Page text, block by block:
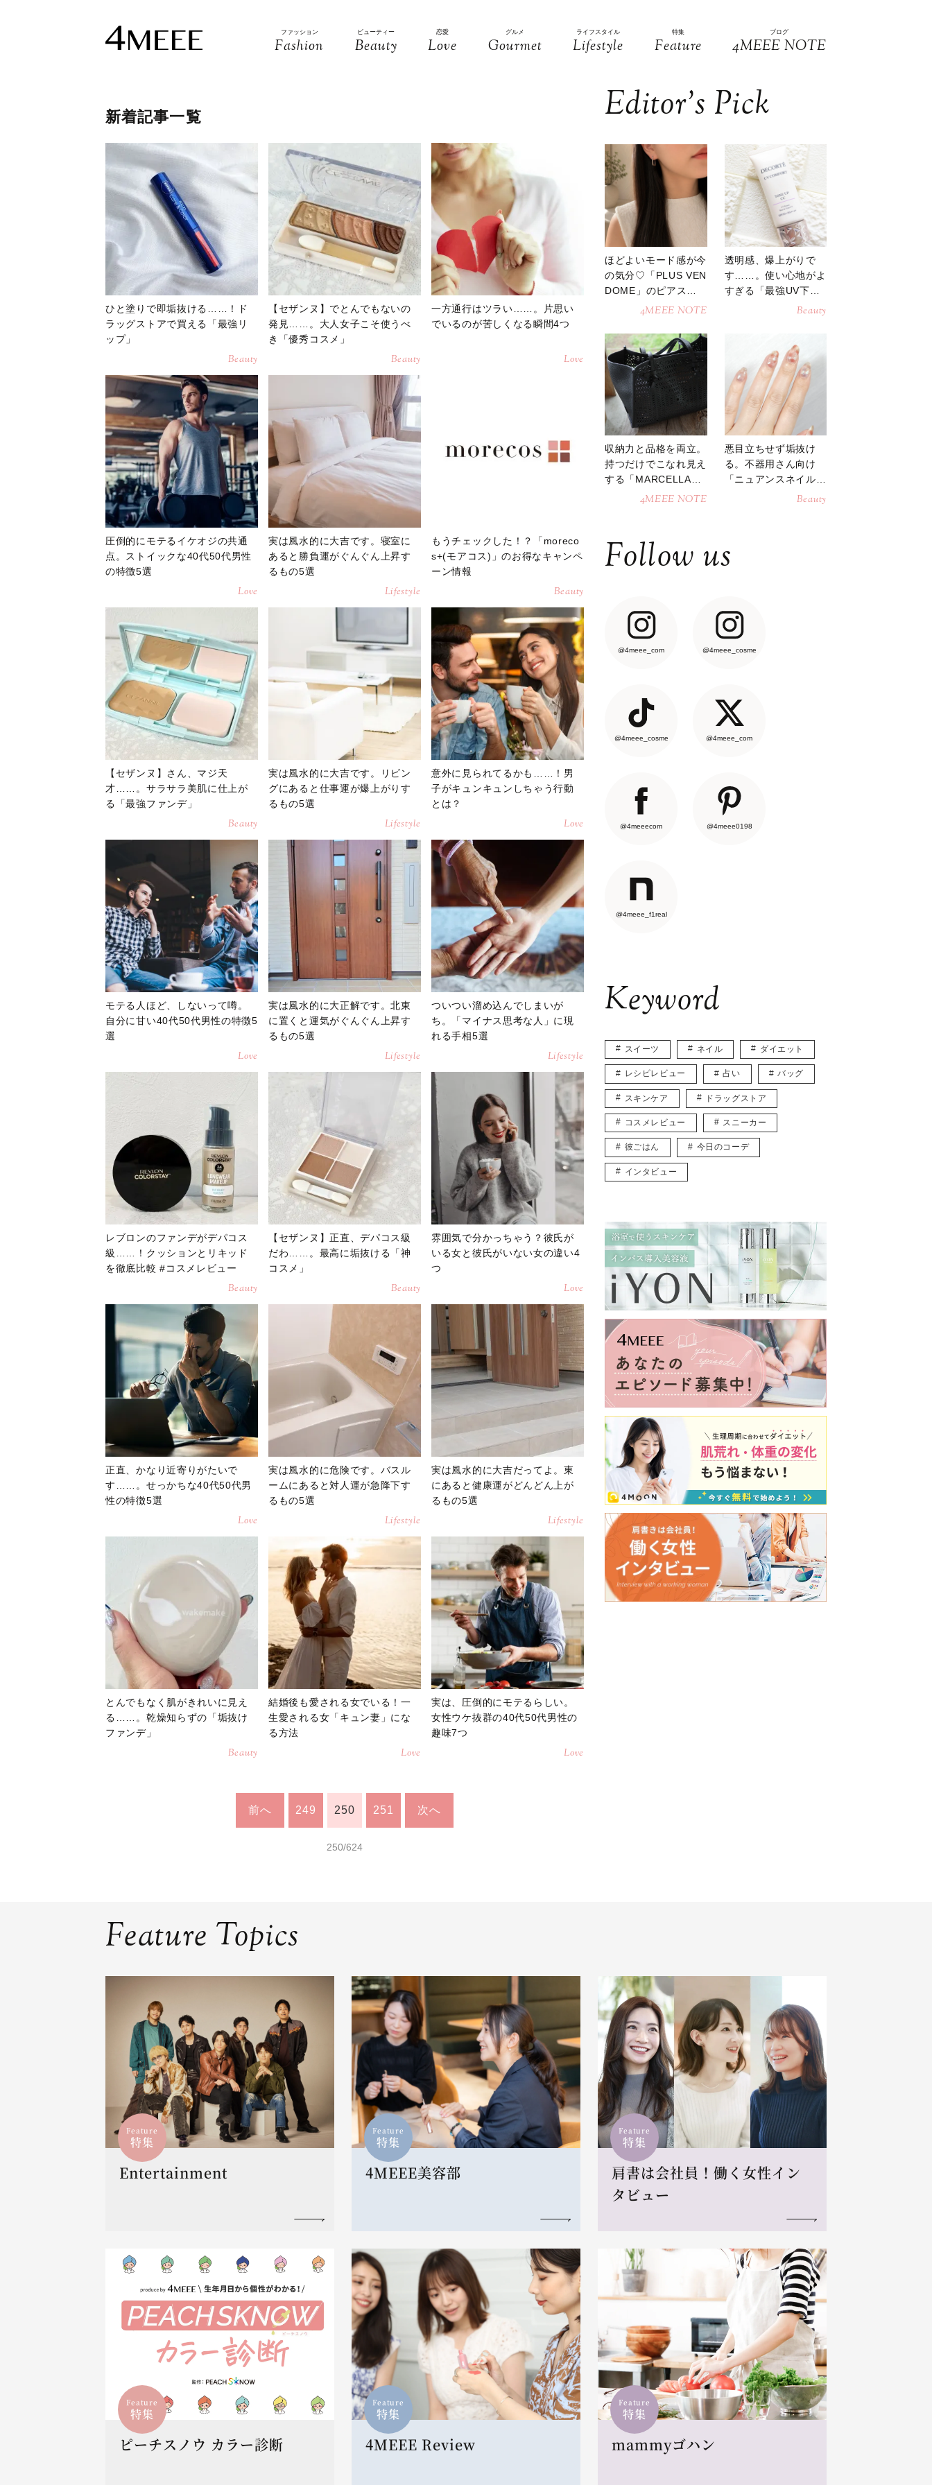
ファッション
Fashion
ビューティー
Beauty
恋愛
Love
グルメ
Gourmet
ライフスタイル
Lifestyle
特集
Feature
ブログ
4MEEE NOTE
新着記事一覧
ひと塗りで即垢抜ける……！ド
ラッグストアで買える「最強リ
ップ」
Beauty
【セザンヌ】でとんでもないの
発見……。大人女子こそ使うべ
き「優秀コスメ」
Beauty
一方通行はツラい……。片思い
でいるのが苦しくなる瞬間4つ
Love
圧倒的にモテるイケオジの共通
点。ストイックな40代50代男性
の特徴5選
Love
実は風水的に大吉です。寝室に
あると勝負運がぐんぐん上昇す
るもの5選
Lifestyle
もうチェックした！？「moreco
s+(モアコス)」のお得なキャンペ
ーン情報
Beauty
【セザンヌ】さん、マジ天
才……。サラサラ美肌に仕上が
る「最強ファンデ」
Beauty
実は風水的に大吉です。リビン
グにあると仕事運が爆上がりす
るもの5選
Lifestyle
意外に見られてるかも……！男
子がキュンキュンしちゃう行動
とは？
Love
モテる人ほど、しないって噂。
自分に甘い40代50代男性の特徴5
選
Love
実は風水的に大正解です。北東
に置くと運気がぐんぐん上昇す
るもの5選
Lifestyle
ついつい溜め込んでしまいが
ち。「マイナス思考な人」に現
れる手相5選
Lifestyle
レブロンのファンデがデパコス
級……！クッションとリキッド
を徹底比較 #コスメレビュー
Beauty
【セザンヌ】正直、デパコス級
だわ……。最高に垢抜ける「神
コスメ」
Beauty
雰囲気で分かっちゃう？彼氏が
いる女と彼氏がいない女の違い4
つ
Love
正直、かなり近寄りがたいで
す……。せっかちな40代50代男
性の特徴5選
Love
実は風水的に危険です。バスル
ームにあると対人運が急降下す
るもの5選
Lifestyle
実は風水的に大吉だってよ。東
にあると健康運がどんどん上が
るもの5選
Lifestyle
とんでもなく肌がきれいに見え
る……。乾燥知らずの「垢抜け
ファンデ」
Beauty
結婚後も愛される女でいる！一
生愛される女「キュン妻」にな
る方法
Love
実は、圧倒的にモテるらしい。
女性ウケ抜群の40代50代男性の
趣味7つ
Love
前へ 249 250 251 次へ
250/624
Editor’s Pick
ほどよいモード感が今
の気分♡「PLUS VEN
DOME」のピアスが
4MEEE NOTE
透明感、爆上がりで
す……。使い心地がよ
すぎる「最強UV下
Beauty
収納力と品格を両立。
持つだけでこなれ見え
する「MARCELLAト
ートバッグ」4MEEE NOTE
悪目立ちせず垢抜け
る。不器用さん向け
「ニュアンスネイル」
Beauty
Follow us
@4meee_com @4meee_cosme
@4meee_cosme @4meee_com
@4meeecom @4meee0198
@4meee_f1real
Keyword
スイーツ ネイル ダイエット
レシピレビュー 占い バッグ
スキンケア ドラッグストア
コスメレビュー スニーカー
彼ごはん 今日のコーデ
インタビュー
Feature Topics
Feature
特集
Entertainment
Feature
特集
4MEEE美容部
Feature
特集
肩書は会社員！働く女性イン
タビュー
Feature
特集
ピーチスノウ カラー診断
Feature
特集
4MEEE Review
Feature
特集
mammyゴハン